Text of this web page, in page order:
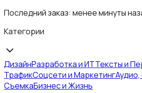
Последний заказ: менее минуты
Категории
ДизайнРазработка и ИТТексты и
ТрафикСоцсети и Маркетинг
СъемкаБизнес и Жизнь